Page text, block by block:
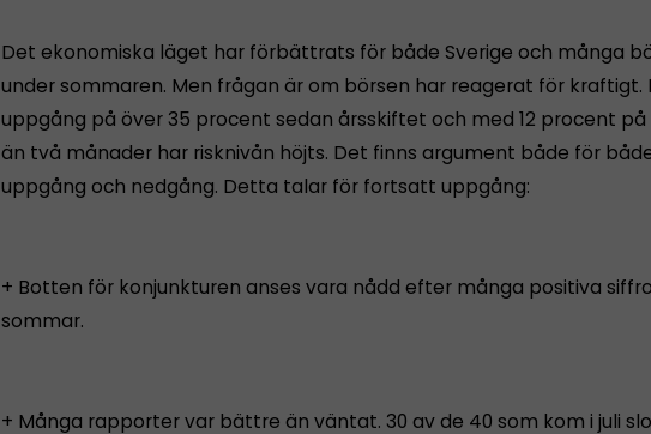
Det ekonomiska läget har förbättrats för både Sverige och många
under sommaren. Men frågan är om börsen har reagerat för kraftigt.
uppgång på över 35 procent sedan årsskiftet och med 12 procent på
än två månader har risknivån höjts. Det finns argument både för
uppgång och nedgång. Detta talar för fortsatt uppgång:
+ Botten för konjunkturen anses vara nådd efter många positiva
sommar.
+ Många rapporter var bättre än väntat. 30 av de 40 som kom i juli